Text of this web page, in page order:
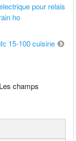
pour relais
ho
15-100 cuisine
Les champs